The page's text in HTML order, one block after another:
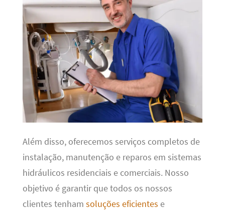
Além disso, oferecemos serviços completos de
instalação, manutenção e reparos em sistemas
hidráulicos residenciais e comerciais. Nosso
objetivo é garantir que todos os nossos
clientes tenham soluções eficientes e